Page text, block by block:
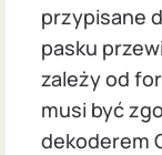
przypisane
pasku
zależy od
musi być
dekoderem